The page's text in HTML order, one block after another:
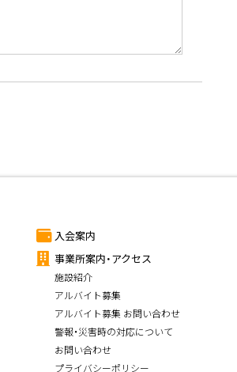
入会案内
事業所案内・アクセス
施設紹介
アルバイト募集
アルバイト募集 お問い合わせ
警報・災害時の対応について
お問い合わせ
プライバシーポリシー